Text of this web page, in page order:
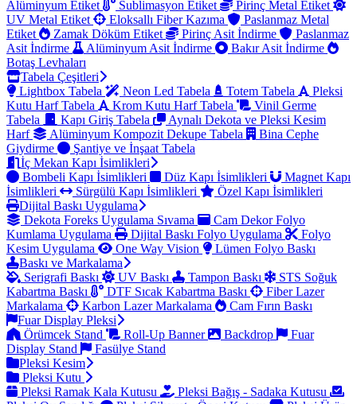
Alüminyum Etiket
Sublimasyon Etiket
Pirinç Metal Etiket
UV Metal Etiket
Eloksallı Fiber Kazıma
Paslanmaz Metal
Etiket
Zamak Döküm Etiket Pirinç Asit İndirme
Paslanmaz
Asit İndirme
Alüminyum Asit İndirme
Bakır Asit İndirme
Botaş Levhaları
Tabela Çeşitleri
Lightbox Tabela
Neon Led Tabela Totem Tabela
Pleksi
Kutu Harf Tabela
Krom Kutu Harf Tabela
Vinil Germe
Tabela
Kapı Giriş Tabela
Aynalı Dekota ve Pleksi Kesim
Harf
Alüminyum Kompozit Dekupe Tabela
Bina Cephe
Giydirme
Şantiye ve İnşaat Tabela
İç Mekan Kapı İsimlikleri
Bombeli Kapı İsimlikleri
Düz Kapı İsimlikleri
Magnet Kapı
İsimlikleri
Sürgülü Kapı İsimlikleri
Özel Kapı İsimlikleri
Dijital Baskı Uygulama
Dekota Foreks Uygulama Sıvama
Cam Dekor Folyo
Kumlama Uygulama
Dijital Baskı Folyo Uygulama
Folyo
Kesim Uygulama
One Way Vision
Lümen Folyo Baskı
Baskı ve Markalama
Serigrafi Baskı
UV Baskı Tampon Baskı
STS Soğuk
Kabartma Baskı
DTF Sıcak Kabartma Baskı
Fiber Lazer
Markalama
Karbon Lazer Markalama
Cam Fırın Baskı
Fuar Display Pleksi
Örümcek Stand
Roll-Up Banner Backdrop
Fuar
Display Stand
Fasülye Stand
Pleksi Kesim
Pleksi Kutu
Pleksi Ramak Kala Kutusu
Pleksi Bağış - Sadaka Kutusu